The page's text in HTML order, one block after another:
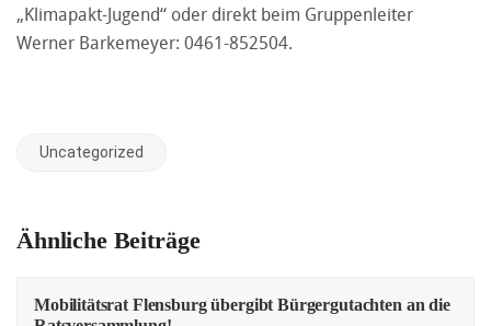
„Klimapakt-Jugend“ oder direkt beim Gruppenleiter
Werner Barkemeyer: 0461-852504.
Uncategorized
Ähnliche Beiträge
Mobilitätsrat Flensburg übergibt Bürgergutachten an die